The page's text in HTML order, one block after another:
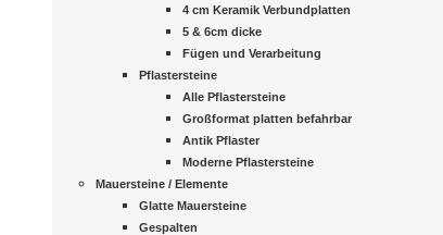
4 cm Keramik Verbundplatten
5 & 6cm dicke
Fügen und Verarbeitung
Pflastersteine
Alle Pflastersteine
Großformat platten befahrbar
Antik Pflaster
Moderne Pflastersteine
Mauersteine / Elemente
Glatte Mauersteine
Gespalten